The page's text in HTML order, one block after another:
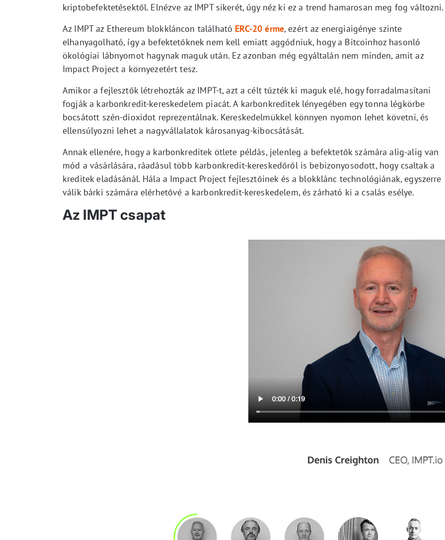
kriptobefektetésektől. Elnézve az IMPT sikerét, úgy néz ki ez a trend hamarosan meg fog változni.
Az IMPT az Ethereum blokkláncon található ERC-20 érme, ezért az energiaigénye szinte
elhanyagolható, így a befektetőknek nem kell emiatt aggódniuk, hogy a Bitcoinhoz hasonló
ökológiai lábnyomot hagynak maguk után. Ez azonban még egyáltalán nem minden, amit az
Impact Project a környezetért tesz.
Amikor a fejlesztők létrehozták az IMPT-t, azt a célt tűzték ki maguk elé, hogy forradalmasítani
fogják a karbonkredit-kereskedelem piacát. A karbonkreditek lényegében egy tonna légkörbe
bocsátott szén-dioxidot reprezentálnak. Kereskedelmükkel könnyen nyomon lehet követni, és
ellensúlyozni lehet a nagyvállalatok károsanyag-kibocsátását.
Annak ellenére, hogy a karbonkreditek ötlete példás, jelenleg a befektetők számára alig-alig van
mód a vásárlására, ráadásul több karbonkredit-kereskedőről is bebizonyosodott, hogy csaltak a
kreditek eladásánál. Hála a Impact Project fejlesztőinek és a blokklánc technológiának, egyszerre
válik bárki számára elérhetővé a karbonkredit-kereskedelem, és zárható ki a csalás esélye.
Az IMPT csapat